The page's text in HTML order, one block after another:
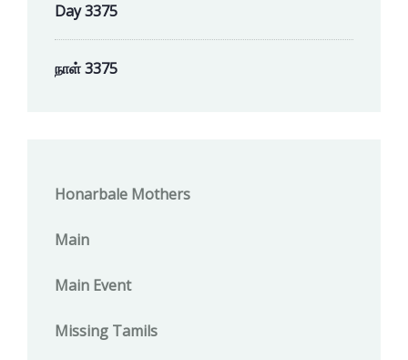
Day 3375
நாள் 3375
Honarbale Mothers
Main
Main Event
Missing Tamils